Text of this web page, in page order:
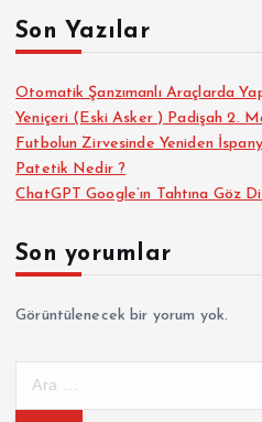
Son Yazılar
Otomatik Şanzımanlı Araçlarda
Yeniçeri (Eski Asker ) Padişah 2.
Futbolun Zirvesinde Yeniden
Patetik Nedir ?
ChatGPT Google’ın Tahtına Göz
Son yorumlar
Görüntülenecek bir yorum yok.